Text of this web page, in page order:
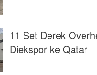
11 Set Derek
Diekspor ke Qatar